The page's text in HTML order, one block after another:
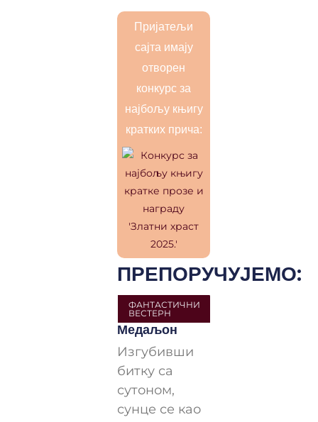
Пријатељи
сајта имају
отворен
конкурс за
најбољу књигу
кратких прича:
ПРЕПОРУЧУЈЕМО:
ФАНТАСТИЧНИ
ВЕСТЕРН
Медаљон
Изгубивши
битку са
сутоном,
сунце се као